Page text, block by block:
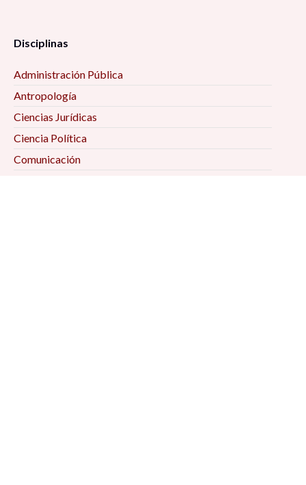
Disciplinas
Administración Pública
Antropología
Ciencias Jurídicas
Ciencia Política
Comunicación